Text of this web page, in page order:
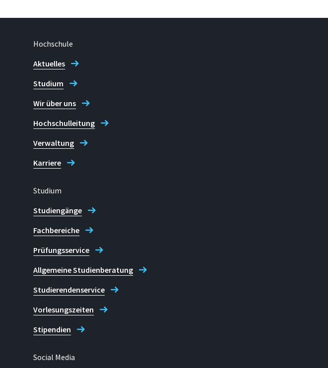
Hochschule
Aktuelles
Studium
Wir über uns
Hochschulleitung
Verwaltung
Karriere
Studium
Studiengänge
Fachbereiche
Prüfungsservice
Allgemeine Studienberatung
Studierendenservice
Vorlesungszeiten
Stipendien
Social Media